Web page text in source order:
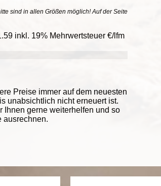
sind in allen Größen möglich! Auf der Seite
inkl. 19% Mehrwertsteuer €/lfm
Preise immer auf dem neuesten
unabsichtlich nicht erneuert ist.
Ihnen gerne weiterhelfen und so
ausrechnen.